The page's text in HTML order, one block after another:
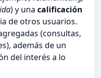
) y una calificación
de otros usuarios.
(consultas,
además de un
del interés a lo